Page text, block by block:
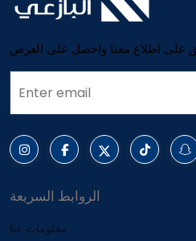
الروابط السريعة
معلومات عنا